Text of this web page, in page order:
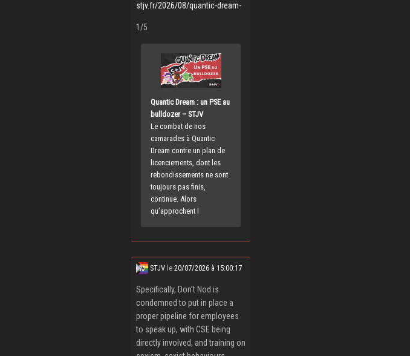
stjv.fr/2026/08/quantic-dream-
1/5
Quantic Dream : un PSE au
bulldozer – STJV
Le combat de nos
camarades à Quantic
Dream contre un plan de
licenciements, dont les
rebondissements ne sont
toujours pas finis,
continue. Alors
qu’approchent l
STJV le20/07/2026 à 15:00:17
Specifically, Don’t Nod is
condemned to put in place a
proper pipeline for employees
to speak up, with CSE being
directly involved, and training on